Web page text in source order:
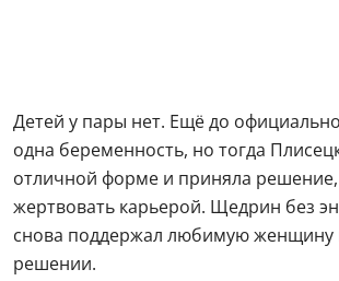
Детей у пары нет. Ещё до
одна беременность, но тогда
отличной форме и приняла решение,
жертвовать карьерой. Щедрин без
снова поддержал любимую женщину
решении.